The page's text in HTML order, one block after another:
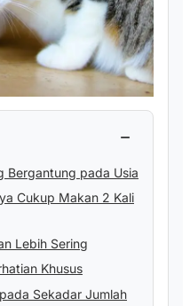
−
Bergantung pada Usia
Cukup Makan 2 Kali
Lebih Sering
Khusus
Sekadar Jumlah